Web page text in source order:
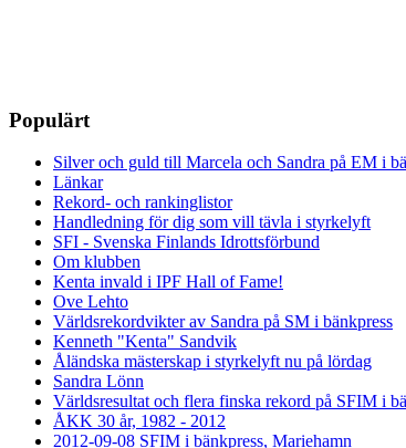
Populärt
Silver och guld till Marcela och Sandra på EM i
Länkar
Rekord- och rankinglistor
Handledning för dig som vill tävla i styrkelyft
SFI - Svenska Finlands Idrottsförbund
Om klubben
Kenta invald i IPF Hall of Fame!
Ove Lehto
Världsrekordvikter av Sandra på SM i bänkpress
Kenneth "Kenta" Sandvik
Åländska mästerskap i styrkelyft nu på lördag
Sandra Lönn
Världsresultat och flera finska rekord på SFIM i
ÅKK 30 år, 1982 - 2012
2012-09-08 SFIM i bänkpress, Mariehamn